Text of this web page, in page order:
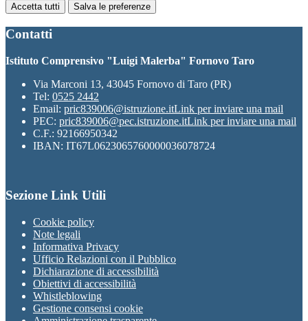
Accetta tutti Salva le preferenze
Contatti
Istituto Comprensivo "Luigi Malerba" Fornovo Taro
Via Marconi 13, 43045 Fornovo di Taro (PR)
Tel: 0525 2442
Email: pric839006@istruzione.itLink per inviare una mail
PEC: pric839006@pec.istruzione.itLink per inviare una mail
C.F.: 92166950342
IBAN: IT67L0623065760000036078724
Sezione Link Utili
Cookie policy
Note legali
Informativa Privacy
Ufficio Relazioni con il Pubblico
Dichiarazione di accessibilità
Obiettivi di accessibilità
Whistleblowing
Gestione consensi cookie